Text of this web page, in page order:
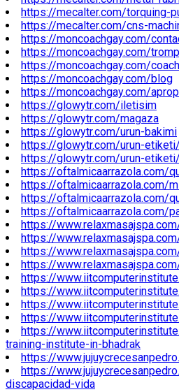
https://mecalter.com/torquing-
https://mecalter.com/cns-
https://moncoachgay.com/
https://moncoachgay.com/
https://moncoachgay.com/
https://moncoachgay.com/blog
https://moncoachgay.com/
https://glowytr.com/iletisim
https://glowytr.com/magaza
https://glowytr.com/urun-bakimi
https://glowytr.com/urun-
https://glowytr.com/urun-
https://oftalmicaarrazola.com/
https://oftalmicaarrazola.com/
https://oftalmicaarrazola.com/
https://oftalmicaarrazola.com/
https://
https://
https://
https://
https://
https://
https://
https://
https://
training-institute-in-bhadrak
https://
https://
discapacidad-vida